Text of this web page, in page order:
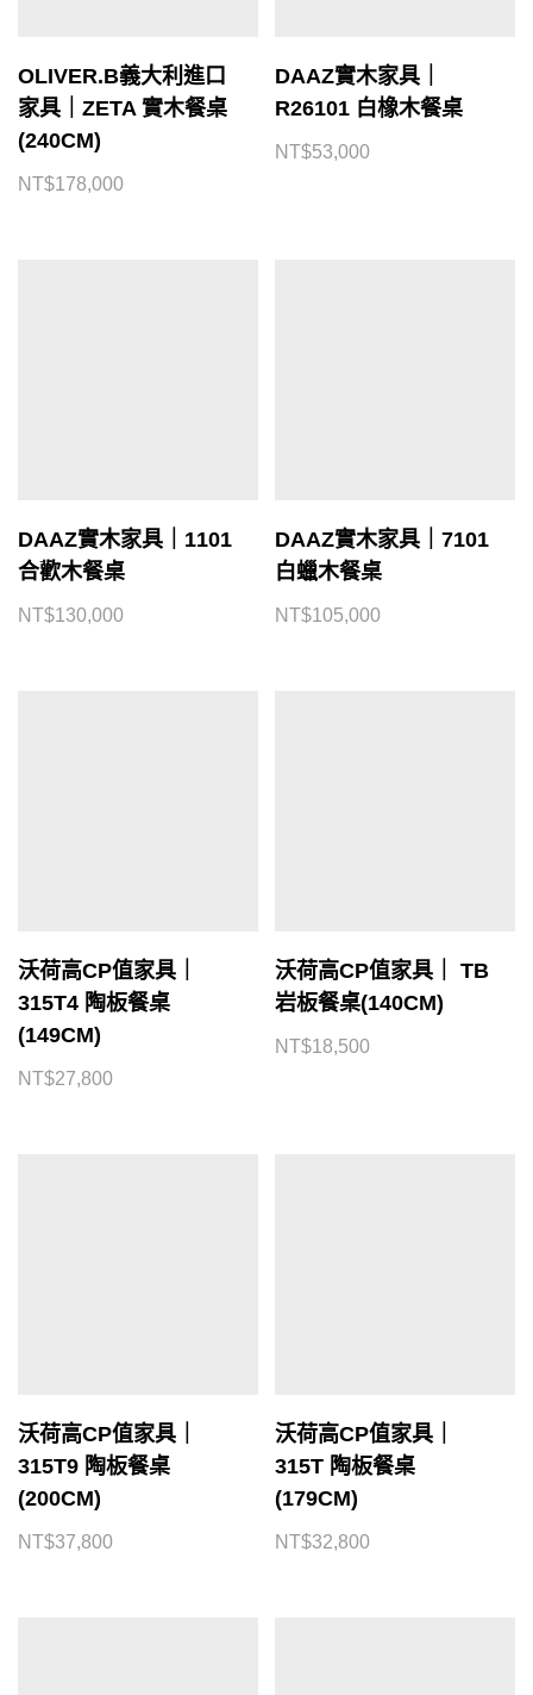
OLIVER.B義大利進口
家具｜ZETA 實木餐桌
(240CM)
NT$178,000
DAAZ實木家具｜
R26101 白橡木餐桌
NT$53,000
DAAZ實木家具｜1101
合歡木餐桌
NT$130,000
DAAZ實木家具｜7101
白蠟木餐桌
NT$105,000
沃荷高CP值家具｜
315T4 陶板餐桌
(149CM)
NT$27,800
沃荷高CP值家具｜ TB
岩板餐桌(140CM)
NT$18,500
沃荷高CP值家具｜
315T9 陶板餐桌
(200CM)
NT$37,800
沃荷高CP值家具｜
315T 陶板餐桌
(179CM)
NT$32,800